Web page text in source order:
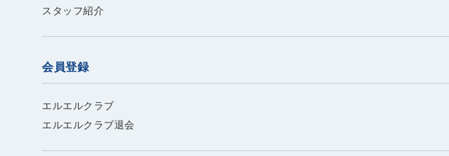
スタッフ紹介
会員登録
エルエルクラブ
エルエルクラブ退会